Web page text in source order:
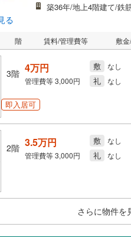
る
築36年/地上4階建て/鉄
階 賃料/管理費等 敷
3階 4万円
管理費等3,000円
敷 なし
礼 なし
即入居可
2階 3.5万円
管理費等3,000円
敷 なし
礼 なし
さらに物件を